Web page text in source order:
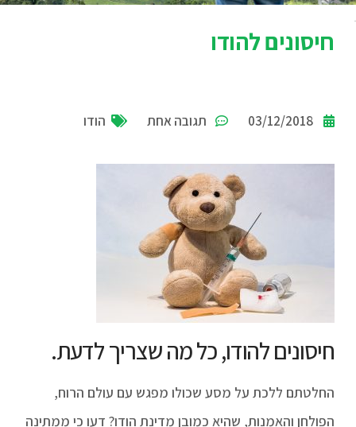
חיסונים להודו
03/12/2018 תגובה אחת הודו
חיסונים להודו, כל מה שצריך לדעת.
החלטתם ללכת על מסע שכולו מפגש עם עולם הרוח,
הפולחן והאמנות, שהיא כמובן מדינת הודו? דעו כי ממתינה